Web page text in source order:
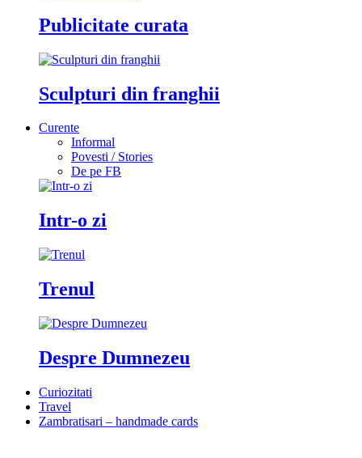
Publicitate curata
Sculpturi din franghii
Curente
Informal
Povesti / Stories
De pe FB
Intr-o zi
Trenul
Despre Dumnezeu
Curiozitati
Travel
Zambratisari – handmade cards